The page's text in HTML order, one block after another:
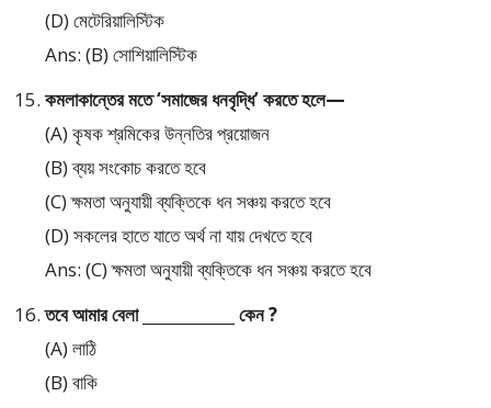
(D) মেটেরিয়ালিস্টিক
Ans: (B) সোশিয়ালিস্টিক
কমলাকান্তের মতে ‘সমাজের ধনবৃদ্ধি’ করতে হলে—
(A) কৃষক শ্রমিকের উন্নতির প্রয়োজন
(B) ব্যয় সংকোচ করতে হবে
(C) ক্ষমতা অনুযায়ী ব্যক্তিকে ধন সঞ্চয় করতে হবে
(D) সকলের হাতে যাতে অর্থ না যায় দেখতে হবে
Ans: (C) ক্ষমতা অনুযায়ী ব্যক্তিকে ধন সঞ্চয় করতে হবে
তবে আমার বেলা ____________ কেন ?
(A) লাঠি
(B) বাকি